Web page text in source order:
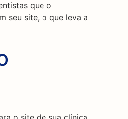
que o
seu site, o que leva a
o site de sua clínica